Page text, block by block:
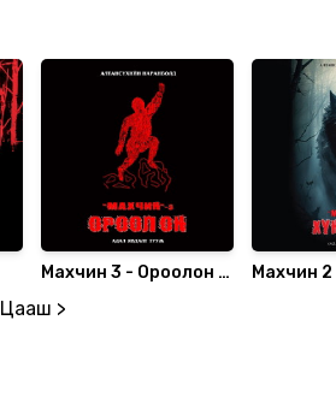
Махчин 3 - Ороолон /
Махчин
Цааш >